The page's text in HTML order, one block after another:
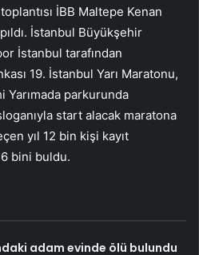
İBB Maltepe Kenan
İstanbul Büyükşehir
İstanbul tarafından
19. İstanbul Yarı Maratonu,
Yarımada parkurunda
start alacak maratona
yıl 12 bin kişi kayıt
bini buldu.
adam evinde ölü bulundu